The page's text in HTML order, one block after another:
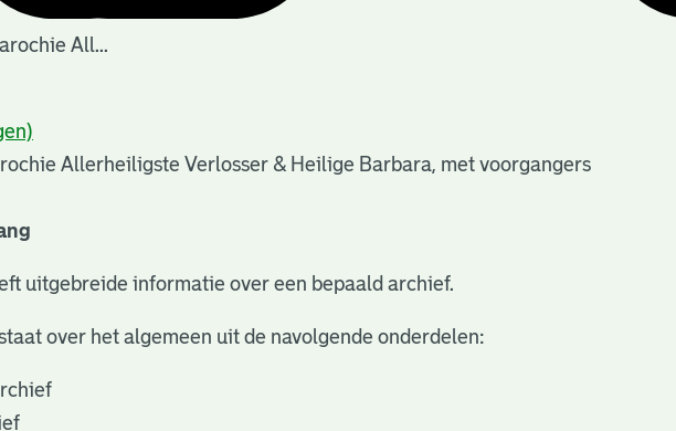
All...
Allerheiligste Verlosser & Heilige Barbara, met voorgangers
uitgebreide informatie over een bepaald archief.
over het algemeen uit de navolgende onderdelen: